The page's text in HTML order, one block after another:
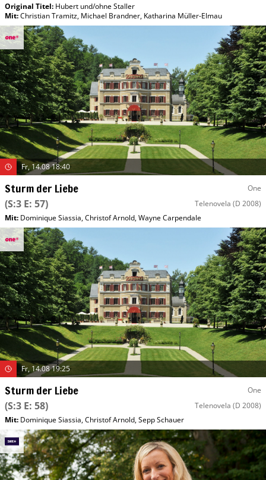
Original Titel: Hubert und/​ohne Staller
Mit:Christian Tramitz, Michael Brandner, Katharina Müller-Elmau
Fr, 14.08 18:40
Sturm der Liebe One
(S:3 E: 57) Telenovela (D 2008)
Mit: Dominique Siassia,Christof Arnold,Wayne Carpendale
Fr, 14.08 19:25
Sturm der Liebe One
(S:3 E: 58) Telenovela (D 2008)
Mit: Dominique Siassia,Christof Arnold,Sepp Schauer